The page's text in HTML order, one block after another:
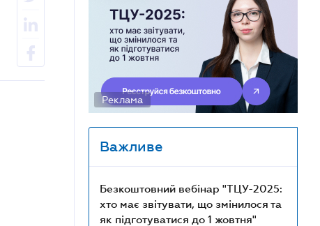
Реклама
Важливе
Безкоштовний вебінар "ТЦУ-2025:
хто має звітувати, що змінилося та
як підготуватися до 1 жовтня"